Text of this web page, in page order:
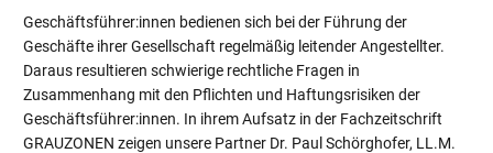
Geschäftsführer:innen bedienen sich bei der Führung der
Geschäfte ihrer Gesellschaft regelmäßig leitender Angestellter.
Daraus resultieren schwierige rechtliche Fragen in
Zusammenhang mit den Pflichten und Haftungsrisiken der
Geschäftsführer:innen. In ihrem Aufsatz in der Fachzeitschrift
GRAUZONEN zeigen unsere Partner Dr. Paul Schörghofer, LL.M.